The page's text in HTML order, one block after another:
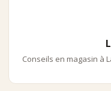
Conseils en magasin à